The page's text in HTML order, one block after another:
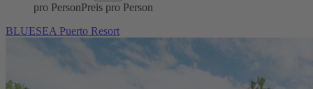
pro PersonPreis pro Person
BLUESEA Puerto Resort